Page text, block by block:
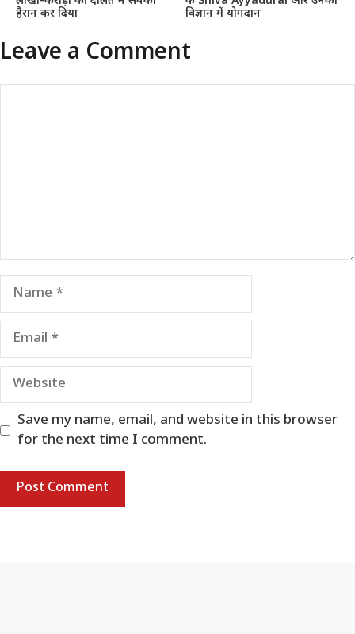
हैरान कर दिया
विज्ञान में योगदान
Leave a Comment
Name
Email
Website
Save my name, email, and website in this browser
for the next time I comment.